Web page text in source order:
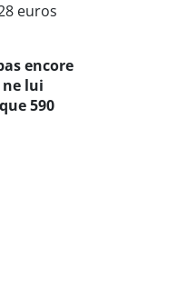
euros
encore
lui
590